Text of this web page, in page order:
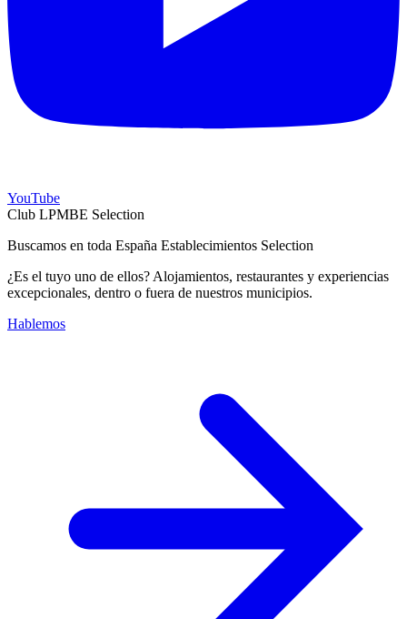
YouTube
Club LPMBE Selection
Buscamos en toda España Establecimientos Selection
¿Es el tuyo uno de ellos? Alojamientos, restaurantes y experiencias
excepcionales, dentro o fuera de nuestros municipios.
Hablemos